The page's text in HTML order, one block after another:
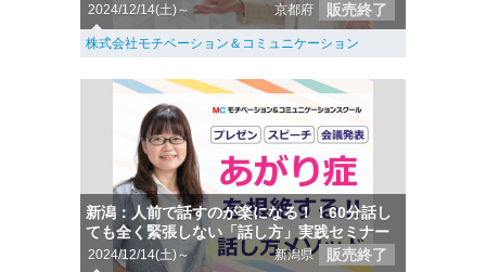
2024/12/14(土)～ 京都府 販売終了
株式会社モチベーション＆コミュニケーション
新潟：人前で話すのが楽になる！！60分話し
ても全く緊張しない「話し方」実践セミナー
2024/12/14(土)～ 新潟県 販売終了